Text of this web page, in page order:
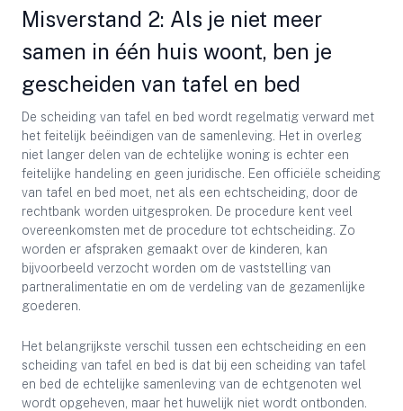
Misverstand 2: Als je niet meer
samen in één huis woont, ben je
gescheiden van tafel en bed
De scheiding van tafel en bed wordt regelmatig verward met
het feitelijk beëindigen van de samenleving. Het in overleg
niet langer delen van de echtelijke woning is echter een
feitelijke handeling en geen juridische. Een officiële scheiding
van tafel en bed moet, net als een echtscheiding, door de
rechtbank worden uitgesproken. De procedure kent veel
overeenkomsten met de procedure tot echtscheiding. Zo
worden er afspraken gemaakt over de kinderen, kan
bijvoorbeeld verzocht worden om de vaststelling van
partneralimentatie en om de verdeling van de gezamenlijke
goederen.
Het belangrijkste verschil tussen een echtscheiding en een
scheiding van tafel en bed is dat bij een scheiding van tafel
en bed de echtelijke samenleving van de echtgenoten wel
wordt opgeheven, maar het huwelijk niet wordt ontbonden.